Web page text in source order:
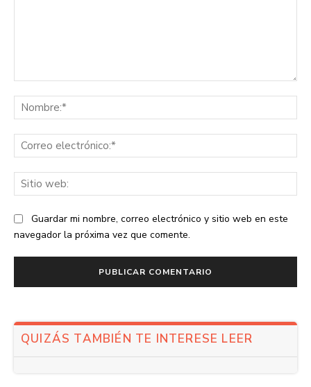
Guardar mi nombre, correo electrónico y sitio web en este
navegador la próxima vez que comente.
QUIZÁS TAMBIÉN TE INTERESE LEER